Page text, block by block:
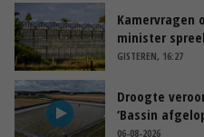
Kamervragen
minister
GISTEREN, 16:27
Droogte
‘Bassin
06-08-2026